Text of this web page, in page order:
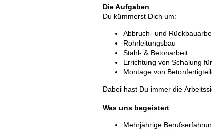
Die Aufgaben
Du kümmerst Dich um:
Abbruch- und
Rohrleitungsbau
Stahl- & Betonarbeit
Errichtung von Schalung
Montage von
Dabei hast Du immer die
Was uns begeistert
Mehrjährige